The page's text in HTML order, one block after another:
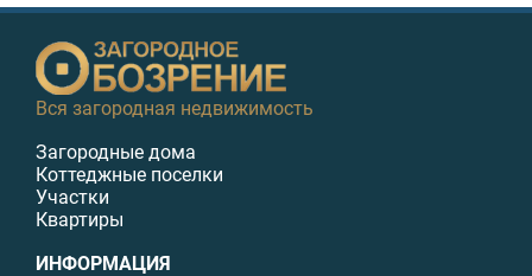
Вся загородная недвижимость
Загородные дома
Коттеджные поселки
Участки
Квартиры
ИНФОРМАЦИЯ